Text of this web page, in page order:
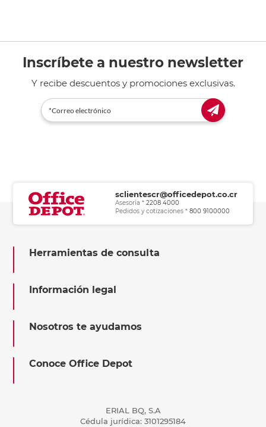
Inscríbete a nuestro newsletter
Y recibe descuentos y promociones exclusivas.
sclientescr@officedepot.co.cr
Asesoría *2208 4000
Pedidos y cotizaciones *800 9100000
Herramientas de consulta
Información legal
Nosotros te ayudamos
Conoce Office Depot
ERIAL BQ, S.A
Cédula jurídica: 3101295184